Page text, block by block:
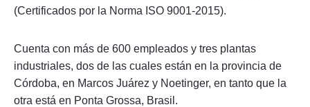
(Certificados por la Norma ISO 9001-2015).
Cuenta con más de 600 empleados y tres plantas
industriales, dos de las cuales están en la provincia de
Córdoba, en Marcos Juárez y Noetinger, en tanto que la
otra está en Ponta Grossa, Brasil.